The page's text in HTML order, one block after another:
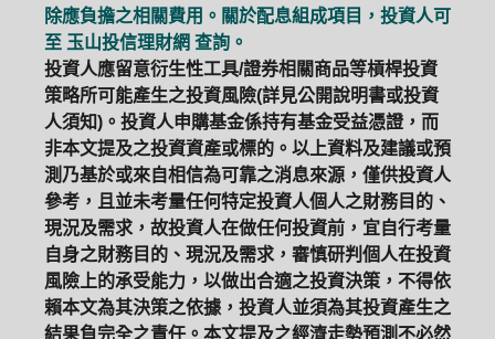
除應負擔之相關費用。關於配息組成項目，投資人可
至 玉山投信理財網 查詢。
投資人應留意衍生性工具/證券相關商品等槓桿投資
策略所可能產生之投資風險(詳見公開說明書或投資
人須知)。投資人申購基金係持有基金受益憑證，而
非本文提及之投資資產或標的。以上資料及建議或預
測乃基於或來自相信為可靠之消息來源，僅供投資人
參考，且並未考量任何特定投資人個人之財務目的、
現況及需求，故投資人在做任何投資前，宜自行考量
自身之財務目的、現況及需求，審慎研判個人在投資
風險上的承受能力，以做出合適之投資決策，不得依
賴本文為其決策之依據，投資人並須為其投資產生之
結果負完全之責任。本文提及之經濟走勢預測不必然